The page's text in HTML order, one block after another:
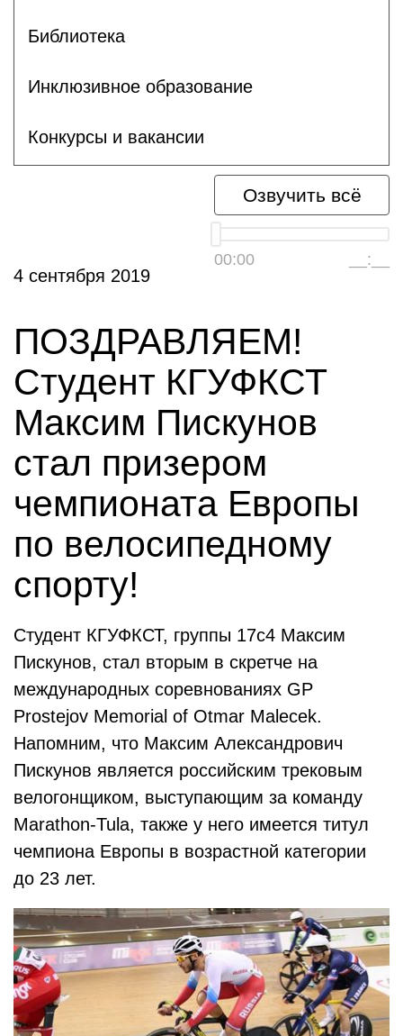
Библиотека
Инклюзивное образование
Конкурсы и вакансии
Озвучить всё
00:00 __:__
4 сентября 2019
ПОЗДРАВЛЯЕМ!
Студент КГУФКСТ
Максим Пискунов
стал призером
чемпионата Европы
по велосипедному
спорту!
Студент КГУФКСТ, группы 17с4 Максим
Пискунов, стал вторым в скретче на
международных соревнованиях GP
Prostejov Memorial of Otmar Malecek.
Напомним, что Максим Александрович
Пискунов является российским трековым
велогонщиком, выступающим за команду
Marathon-Tula, также у него имеется титул
чемпиона Европы в возрастной категории
до 23 лет.